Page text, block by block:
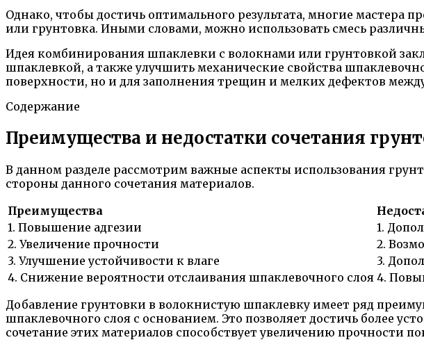
Однако, чтобы достичь оптимального результата, многие
или грунтовка. Иными словами, можно использовать смесь
Идея комбинирования шпаклевки с волокнами или грунтовкой
шпаклевкой, а также улучшить механические свойства
поверхности, но и для заполнения трещин и мелких дефектов
Содержание
Преимущества и недостатки сочетания
В данном разделе рассмотрим важные аспекты использования
стороны данного сочетания материалов.
Преимущества
1. Повышение адгезии
1.
2. Увеличение прочности
2.
3. Улучшение устойчивости к влаге
3.
4. Снижение вероятности отслаивания шпаклевочного слоя 4.
Добавление грунтовки в волокнистую шпаклевку имеет ряд
шпаклевочного слоя с основанием. Это позволяет достичь более
сочетание этих материалов способствует увеличению прочности